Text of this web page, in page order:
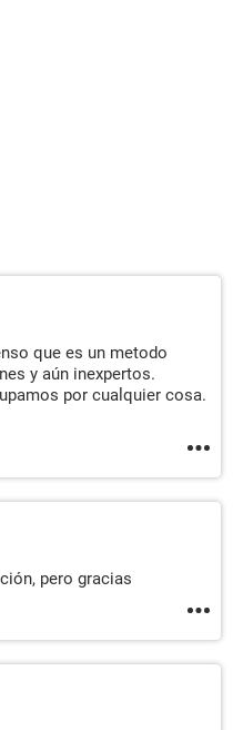
que es un metodo
y aún inexpertos.
por cualquier cosa.
pero gracias